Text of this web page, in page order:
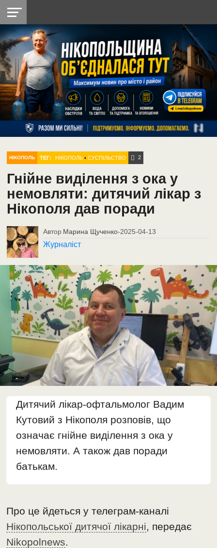
НІКОПОЛЬ
РАЙОН
СІЧЕСЛАВСЬКА
УКРАЇНА
РЕТРО
НІКОПОЛЬ
ЛАЙТ
УКРАЇНА
ДОПОМОГА
РАДІО
НІКОПОЛЬ ТЕГ: НІКОПОЛЬ •СУСПІЛЬСТВО 2
Гнійне виділення з ока у
немовляти: дитячий лікар з
Нікополя дав поради
Автор Марина Щученко-2025-04-13
Журналіст
Дитячий лікар-офтальмолог Вадим
Кутовий з Нікополя розповів, що
означає гнійне виділення з ока у
немовляти. А також дав поради
батькам.
Про це йдеться у телеграм-каналі
Нікопольської дитячої лікарні , передає
Nikopolnews